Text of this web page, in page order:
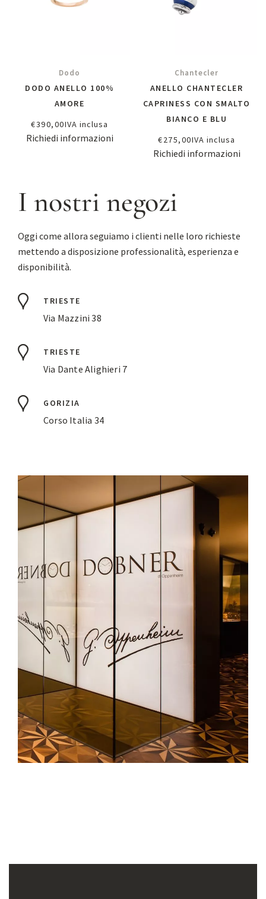
Dodo
DODO ANELLO 100%
AMORE
€390,00IVA inclusa
Richiedi informazioni
Chantecler
ANELLO CHANTECLER
CAPRINESS CON SMALTO
BIANCO E BLU
€275,00IVA inclusa
Richiedi informazioni
I nostri negozi
Oggi come allora seguiamo i clienti nelle loro richieste
mettendo a disposizione professionalità, esperienza e
disponibilità.
TRIESTE
Via Mazzini 38
TRIESTE
Via Dante Alighieri 7
GORIZIA
Corso Italia 34